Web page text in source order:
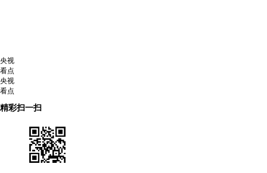
央视
看点
央视
看点
精彩扫一扫